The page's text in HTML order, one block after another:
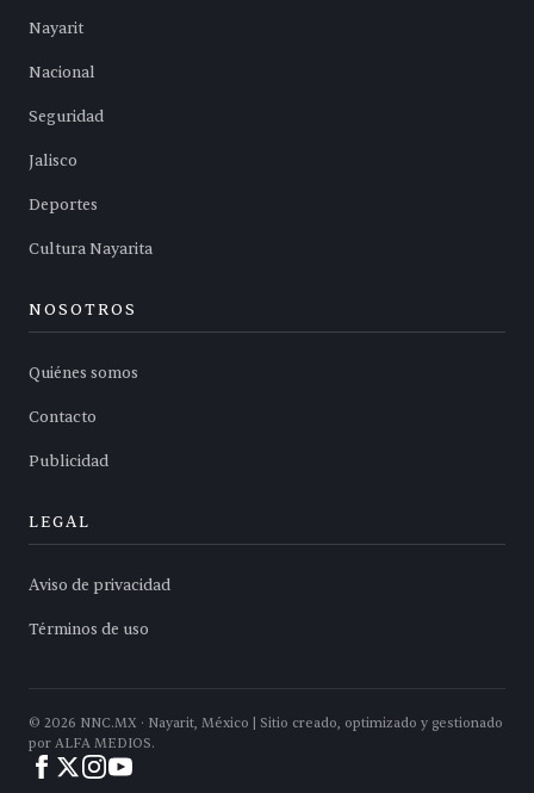
Nayarit
Nacional
Seguridad
Jalisco
Deportes
Cultura Nayarita
NOSOTROS
Quiénes somos
Contacto
Publicidad
LEGAL
Aviso de privacidad
Términos de uso
© 2026 NNC.MX · Nayarit, México | Sitio creado, optimizado y gestionado
por ALFA MEDIOS.